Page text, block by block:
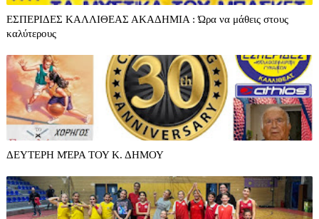
ΕΣΠΕΡΙΔΕΣ ΚΑΛΛΙΘΕΑΣ ΑΚΑΔΗΜΙΑ : Ώρα να μάθεις στους
καλύτερους
ΔΕΥΤΕΡΗ ΜΈΡΑ ΤΟΥ Κ. ΔΗΜΟΥ